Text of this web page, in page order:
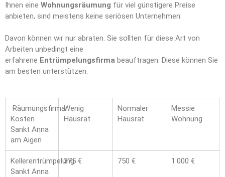
Ihnen eine Wohnungsräumung für viel günstigere Preise
anbieten, sind meistens keine seriösen Unternehmen.
Davon können wir nur abraten. Sie sollten für diese Art von
Arbeiten unbedingt eine
erfahrene Entrümpelungsfirma beauftragen. Diese können Sie
am besten unterstützen.
Räumungsfirma
Kosten
Sankt Anna
am Aigen
Wenig
Hausrat
Normaler
Hausrat
Messie
Wohnung
Kellerentrümpelung
Sankt Anna
375 € 750 € 1.000 €